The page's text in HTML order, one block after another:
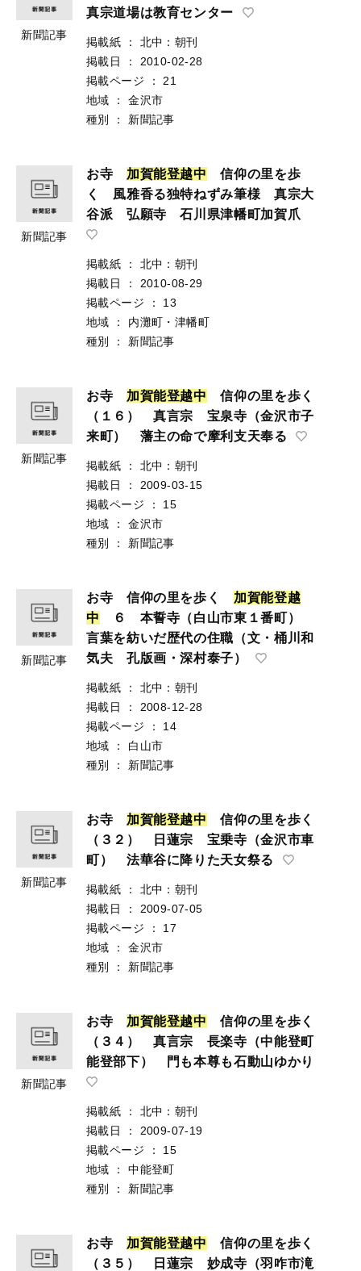
新聞記事
真宗道場は教育センター
掲載紙 ：
北中：朝刊
掲載日
：
2010-02-28
掲載ページ
：
21
地域
：
金沢市
種別
： 新聞記事
新聞記事
お寺 加賀能登越中
信仰の里を歩
く 風雅香る独特ねずみ筆様 真宗大
谷派 弘願寺 石川県津幡町加賀爪
掲載紙 ：
北中：朝刊
掲載日
：
2010-08-29
掲載ページ
：
13
地域
：
内灘町・津幡町
種別
： 新聞記事
新聞記事
お寺 加賀能登越中
信仰の里を歩く
（１６） 真言宗 宝泉寺（金沢市子
来町） 藩主の命で摩利支天奉る
掲載紙 ：
北中：朝刊
掲載日
：
2009-03-15
掲載ページ
：
15
地域
：
金沢市
種別
： 新聞記事
新聞記事
お寺 信仰の里を歩く 加賀能登越
中 ６ 本誓寺（白山市東１番町）
言葉を紡いだ歴代の住職（文・桶川和
気夫 孔版画・深村泰子）
掲載紙 ：
北中：朝刊
掲載日
：
2008-12-28
掲載ページ
：
14
地域
：
白山市
種別
： 新聞記事
新聞記事
お寺 加賀能登越中
信仰の里を歩く
（３２） 日蓮宗 宝乗寺（金沢市車
町） 法華谷に降りた天女祭る
掲載紙 ：
北中：朝刊
掲載日
：
2009-07-05
掲載ページ
：
17
地域
：
金沢市
種別
： 新聞記事
新聞記事
お寺 加賀能登越中
信仰の里を歩く
（３４） 真言宗 長楽寺（中能登町
能登部下） 門も本尊も石動山ゆかり
掲載紙 ：
北中：朝刊
掲載日
：
2009-07-19
掲載ページ
：
15
地域
：
中能登町
種別
： 新聞記事
お寺 加賀能登越中
信仰の里を歩く
（３５） 日蓮宗 妙成寺（羽咋市滝